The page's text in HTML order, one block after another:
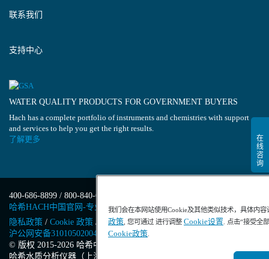
联系我们
支持中心
WATER QUALITY PRODUCTS FOR GOVERNMENT BUYERS
Hach has a complete portfolio of instruments and chemistries with support
and services to help you get the right results.
了解更多
400-686-8899 / 800-840-6026
哈希HACH中国官网-专业水质分析仪器
隐私政策 / Cookie 政策 / Cookie 设置/沪ICP备13034148号-4/
沪公网安备31010502004971号/沪(浦)应急管危经许[2023]201871
© 版权 2015-2026 哈希中国版权所有
哈希水质分析仪器（上海）有限公司
我们会在本网站使用Cookie及其他类似技术，具体内
政策, 您可通过 进行调整 Cookie设置. 点击“接受全
Cookie政策.